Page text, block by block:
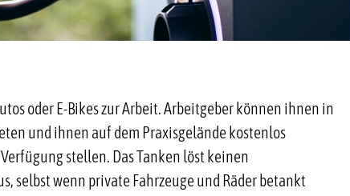
oder E-Bikes zur Arbeit. Arbeitgeber können ihnen in
und ihnen auf dem Praxisgelände kostenlos
stellen. Das Tanken löst keinen
selbst wenn private Fahrzeuge und Räder betankt